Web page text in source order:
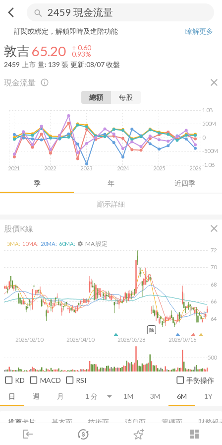
arrow_back_ios search
login dashboard
市場 登入
敦吉 65.20+ 0.93%
訂閱或綁定，解鎖即時及進階功能
瞭解更多
敦吉65.20 + 0.60
0.93%
2459
上市 量: 139 張 更新:08/07 收盤
現金流量 close
顯示詳細
info_outline
季 年 近四季
總額 每股
2021 2022 2023 2024 2025 2026
-1.0B
-500M
0
500M
1.0B
股價K線 close
日 週 月 1M 3M 6M 1Y
2026/02/10 2026/04/10 2026/05/28 2026/07/16
64
66
68
70
72
500
5MA: 10MA: 20MA: 60MA: settings MA 設定
除
KD MACD RSI 手勢操作
推薦卡片 基本面 技術面 消息面 籌碼面 財務報
董監持股 營收